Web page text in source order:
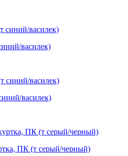
василек)
василек)
ПК (т серый/черный)